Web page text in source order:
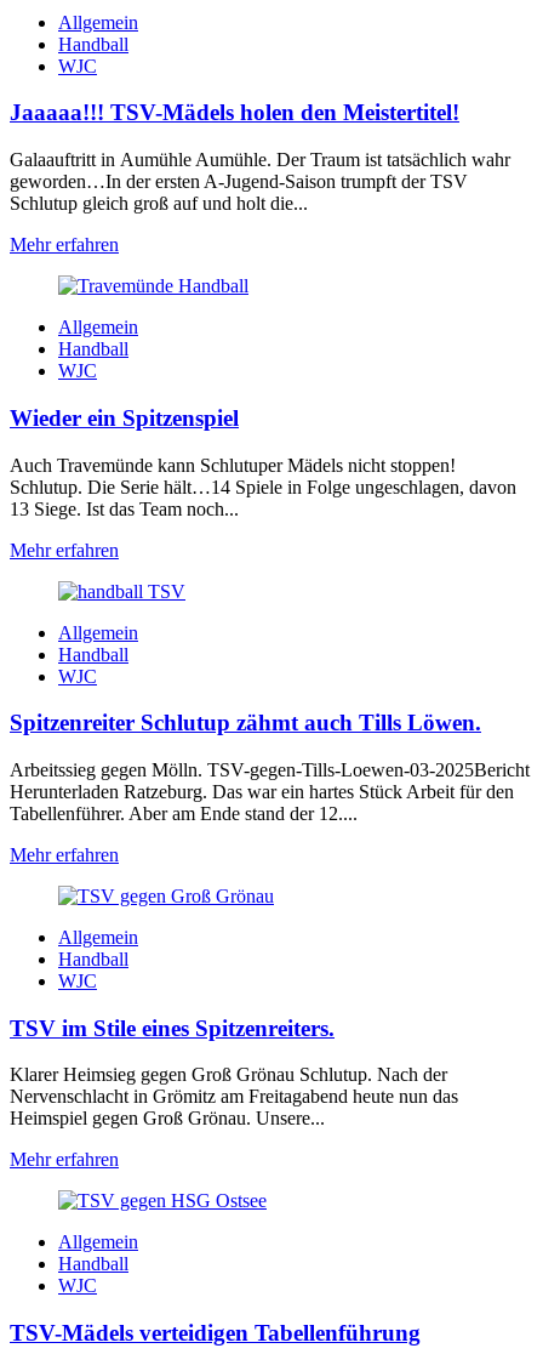
Allgemein
Handball
WJC
Jaaaaa!!! TSV-Mädels holen den Meistertitel!
Galaauftritt in Aumühle Aumühle. Der Traum ist tatsächlich wahr
geworden…In der ersten A-Jugend-Saison trumpft der TSV
Schlutup gleich groß auf und holt die...
Mehr erfahren
Allgemein
Handball
WJC
Wieder ein Spitzenspiel
Auch Travemünde kann Schlutuper Mädels nicht stoppen!
Schlutup. Die Serie hält…14 Spiele in Folge ungeschlagen, davon
13 Siege. Ist das Team noch...
Mehr erfahren
Allgemein
Handball
WJC
Spitzenreiter Schlutup zähmt auch Tills Löwen.
Arbeitssieg gegen Mölln. TSV-gegen-Tills-Loewen-03-2025Bericht
Herunterladen Ratzeburg. Das war ein hartes Stück Arbeit für den
Tabellenführer. Aber am Ende stand der 12....
Mehr erfahren
Allgemein
Handball
WJC
TSV im Stile eines Spitzenreiters.
Klarer Heimsieg gegen Groß Grönau Schlutup. Nach der
Nervenschlacht in Grömitz am Freitagabend heute nun das
Heimspiel gegen Groß Grönau. Unsere...
Mehr erfahren
Allgemein
Handball
WJC
TSV-Mädels verteidigen Tabellenführung